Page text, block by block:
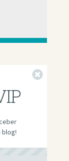
blog!